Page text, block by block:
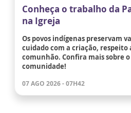
Conheça o trabalho da
na Igreja
Os povos indígenas preservam
cuidado com a criação, respeito
comunhão. Confira mais sobre
comunidade!
07 AGO 2026 - 07H42